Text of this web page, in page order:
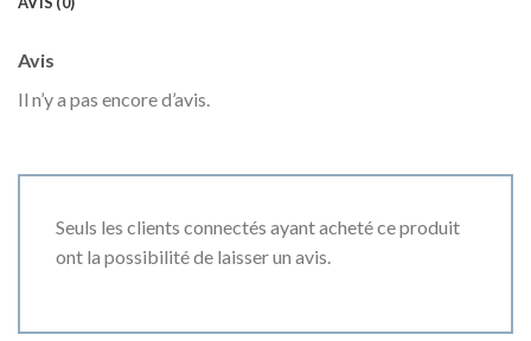
Avis
Il n’y a pas encore d’avis.
Seuls les clients connectés ayant acheté ce produit
ont la possibilité de laisser un avis.